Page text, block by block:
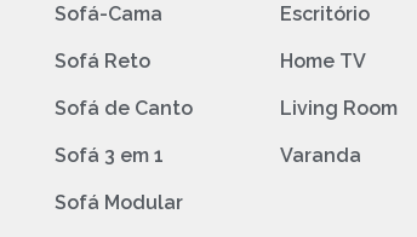
Sofá-Cama
Sofá Reto
Sofá de Canto
Sofá 3 em 1
Sofá Modular
Escritório
Home TV
Living Room
Varanda